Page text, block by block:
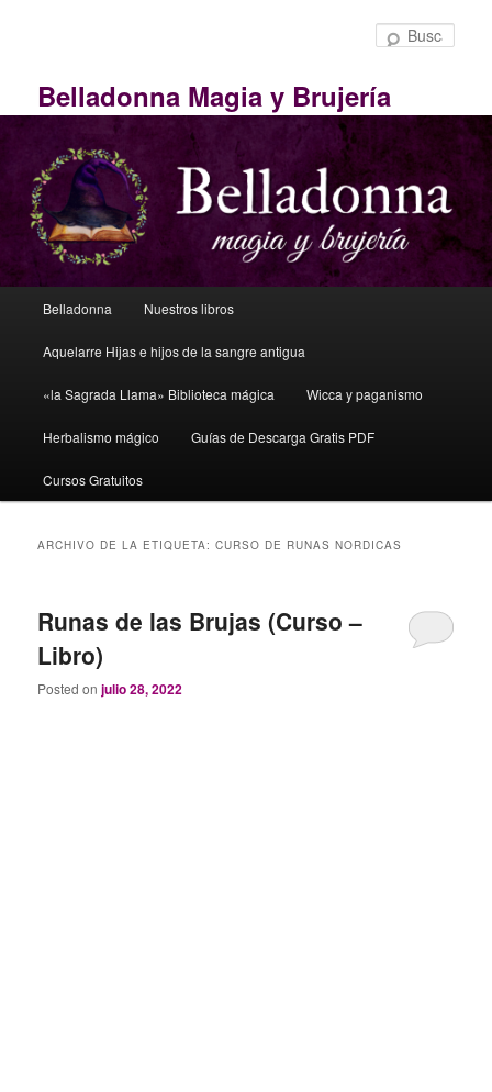
Belladonna Magia y Brujería
principal
Belladonna Nuestros libros
Aquelarre Hijas e hijos de la sangre antigua
«la Sagrada Llama» Biblioteca mágica Wicca y paganismo
Herbalismo mágico Guías de Descarga Gratis PDF
Cursos Gratuitos
ARCHIVO DE LA ETIQUETA:CURSO DE RUNAS NORDICAS
Runas de las Brujas (Curso –
Libro)
Posted onjulio 28, 2022